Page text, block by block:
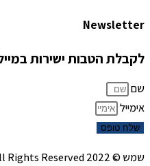
Newsletter
לקבלת הטבות ישירות במייל
שם
אימייל
שלח טופס
שמש © 2022 All Rights Reserved